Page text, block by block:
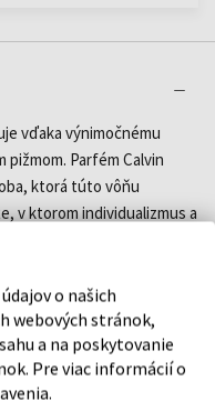
vďaka výnimočnému
Parfém Calvin
ktorá túto vôňu
v ktorom individualizmus a
vecí a nových zážitkov.
smeru, aby našla
mysleniu a
si užívali život a nebáli sa
k tomu, aby sme
o našich
webových stránok,
a na poskytovanie
Pre viac informácií o